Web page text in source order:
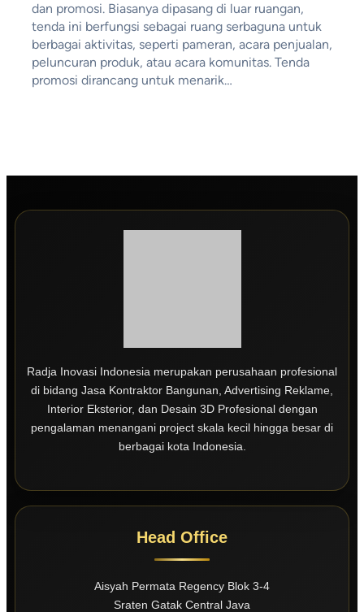
dan promosi. Biasanya dipasang di luar ruangan,
tenda ini berfungsi sebagai ruang serbaguna untuk
berbagai aktivitas, seperti pameran, acara penjualan,
peluncuran produk, atau acara komunitas. Tenda
promosi dirancang untuk menarik…
Radja Inovasi Indonesia merupakan perusahaan profesional
di bidang Jasa Kontraktor Bangunan, Advertising Reklame,
Interior Eksterior, dan Desain 3D Profesional dengan
pengalaman menangani project skala kecil hingga besar di
berbagai kota Indonesia.
Head Office
Aisyah Permata Regency Blok 3-4
Sraten Gatak Central Java